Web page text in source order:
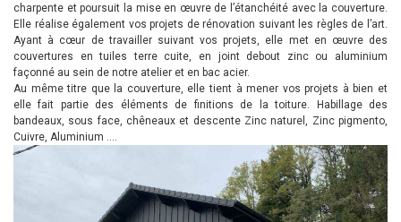
charpente et poursuit la mise en œuvre de l’étanchéité avec la couverture.
Elle réalise également vos projets de rénovation suivant les règles de l’art.
Ayant à cœur de travailler suivant vos projets, elle met en œuvre des
couvertures en tuiles terre cuite, en joint debout zinc ou aluminium
façonné au sein de notre atelier et en bac acier.
Au même titre que la couverture, elle tient à mener vos projets à bien et
elle fait partie des éléments de finitions de la toiture. Habillage des
bandeaux, sous face, chêneaux et descente Zinc naturel, Zinc pigmento,
Cuivre, Aluminium ….